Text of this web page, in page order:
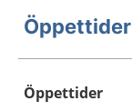
Öppettider
Öppettider